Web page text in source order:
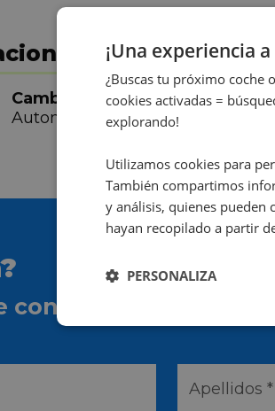
Cambio
Automática
contactaremos lo
Apellidos *
¡Una experiencia
¿Buscas tu próximo coche
cookies activadas =
explorando!
Utilizamos cookies para
También compartimos
y análisis, quienes
hayan recopilado a partir
PERSONALIZA